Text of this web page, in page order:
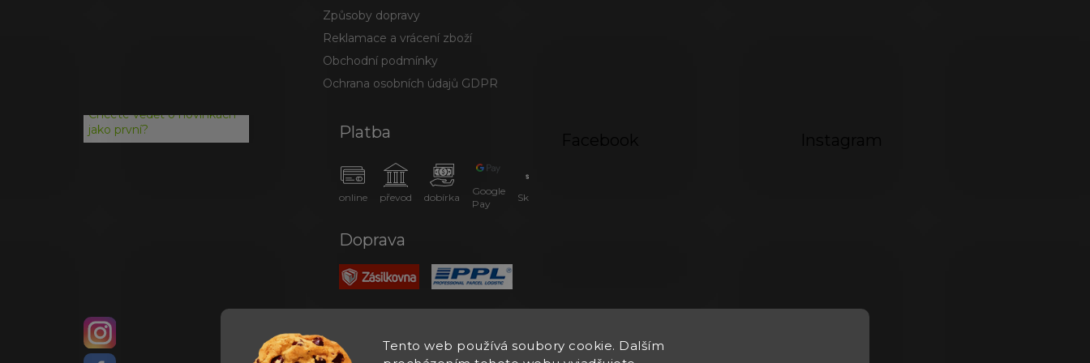
Tento web používá soubory cookie. Dalším
Způsoby dopravy
Reklamace a vrácení zboží
Obchodní podmínky
Ochrana osobních údajů GDPR
Chcete vědět o novinkách
jako první?
Platba
online převod dobírka
Google
Pay
SkipPay
Doprava